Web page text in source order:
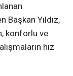
Başkan Yıldız,
konforlu ve
hız